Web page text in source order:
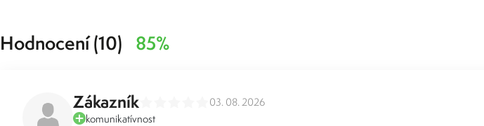
Hodnocení (10) 85%
Zákazník 03. 08. 2026
komunikatívnost